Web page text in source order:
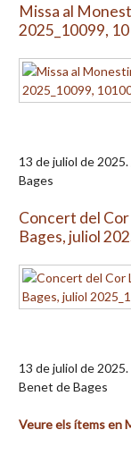
Missa al
2025_10099,
13 de juliol de
Bages
Concert del
Bages, juliol
13 de juliol de
Benet de Bages
Veure els ítems en